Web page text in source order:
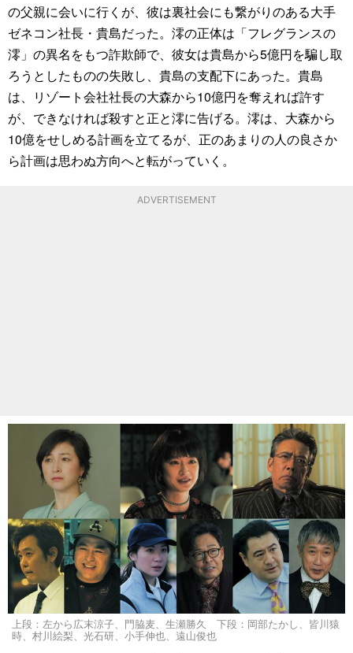
の父親に会いに行くが、彼は裏社会にも繋がりのある大手
ゼネコン社長・貴島だった。澪の正体は「フレグランスの
澪」の異名をもつ詐欺師で、彼女は貴島から5億円を騙し取
ろうとしたものの失敗し、貴島の支配下にあった。貴島
は、リゾート会社社長の大森から10億円を奪えれば許す
が、できなければ殺すと正と澪に告げる。澪は、大森から
10億をせしめる計画を立てるが、正のあまりの人の良さか
ら計画は思わぬ方向へと転がっていく。
ADVERTISEMENT
上段：左から広末涼子、門脇麦、生瀬勝久 下段：岡部たかし、皆川猿
時、村川絵梨、光石研、小手伸也、遠山俊也